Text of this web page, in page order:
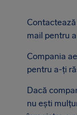
mail pentru
Compania
pentru a-ți
Dacă
nu ești